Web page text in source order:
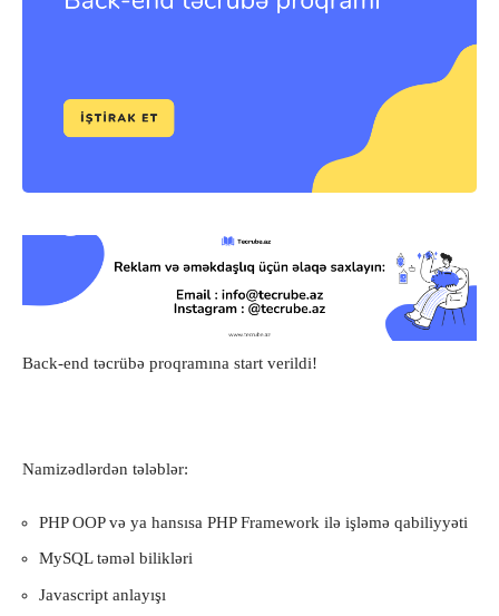
Back-end təcrübə proqramına start verildi!
Namizədlərdən tələblər:
PHP OOP və ya hansısa PHP Framework ilə işləmə qabiliyyəti
MySQL təməl bilikləri
Javascript anlayışı